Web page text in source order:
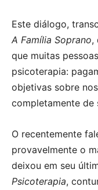
Este diálogo,
A Família Soprano,
que muitas
psicoterapia:
objetivas sobre
completamente de
O recentemente
provavelmente o
deixou em seu
Psicoterapia,